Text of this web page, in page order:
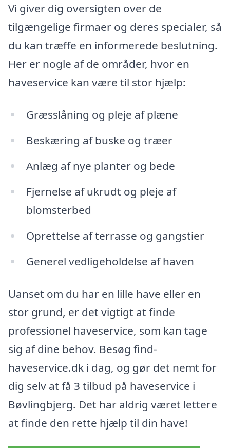
Vi giver dig oversigten over de
tilgængelige firmaer og deres specialer, så
du kan træffe en informerede beslutning.
Her er nogle af de områder, hvor en
haveservice kan være til stor hjælp:
Græsslåning og pleje af plæne
Beskæring af buske og træer
Anlæg af nye planter og bede
Fjernelse af ukrudt og pleje af
blomsterbed
Oprettelse af terrasse og gangstier
Generel vedligeholdelse af haven
Uanset om du har en lille have eller en
stor grund, er det vigtigt at finde
professionel haveservice, som kan tage
sig af dine behov. Besøg find-
haveservice.dk i dag, og gør det nemt for
dig selv at få 3 tilbud på haveservice i
Bøvlingbjerg. Det har aldrig været lettere
at finde den rette hjælp til din have!